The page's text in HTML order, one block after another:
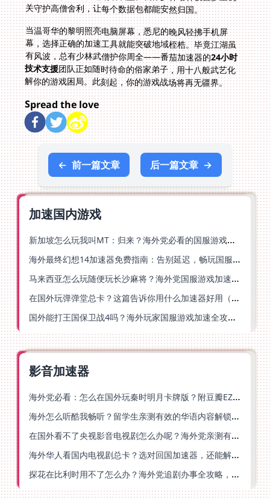
关守护高僧舍利，让每个数据包都能安然归国。
当温哥华的黎明照亮电脑屏幕，悉尼的晚风轻拂手机屏
幕，选择正确的加速工具就能突破地域桎梏。毕竟江湖虽
有风波，总有少林武僧护你周全——番茄加速器的24小时
技术支援团队正如随时待命的俗家弟子，用十八般武艺化
解你的游戏困局。此刻起，你的游戏战场将再无疆界。
Spread the love
← 前一篇文章 后一篇文章 →
加速国内游戏
新加坡怎么玩我叫MT：归来？海外党必看的国服游戏加速指南（附江南百景图王者荣耀：世界优化技巧）
海外最终幻想14加速器免费指南：告别延迟，畅玩国服FF14的正确打开方式
马来西亚怎么玩随便玩长沙麻将？海外党国服游戏加速终极指南（含跑跑无尽冬日解决方案）
在国外玩弹弹堂总卡？这篇告诉你用什么加速器好用（附印尼玩模拟农场流放之路秘籍）
国外能打王国保卫战4吗？海外玩家国服游戏加速全攻略（附实测推荐）
影音加速器
海外党必看：怎么在国外玩秦时明月卡牌版？附豆瓣EZCast地区限制破解法
海外怎么听酷我畅听？留学生亲测有效的华语内容解锁指南
在国外看不了央视影音电视剧怎么办呢？海外党亲测有效的回国加速方案
海外华人看国内电视剧总卡？选对回国加速器，还能解决菲律宾打不开反诈中心的问题
探花在比利时用不了怎么办？海外党追剧办事全攻略，选对加速器就够了